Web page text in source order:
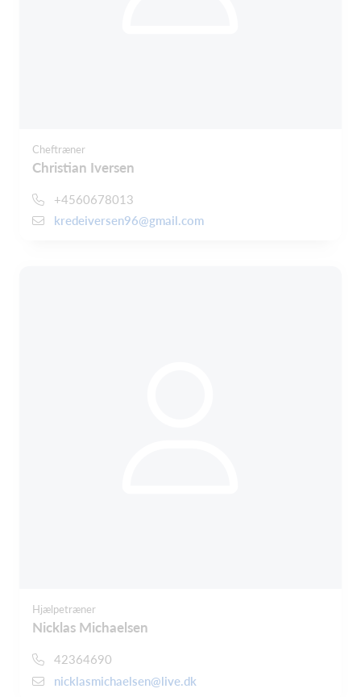
Cheftræner
Christian Iversen
+4560678013
kredeiversen96@gmail.com
Hjælpetræner
Nicklas Michaelsen
42364690
nicklasmichaelsen@live.dk